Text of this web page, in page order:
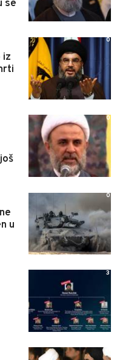
se
iz
0
0
u
0
3